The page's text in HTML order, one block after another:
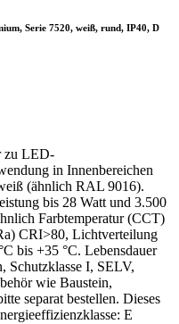
Serie 7520, weiß, rund, IP40, D
zu LED-
in Innenbereichen
(ähnlich RAL 9016).
bis 28 Watt und 3.500
Farbtemperatur (CCT)
CRI>80, Lichtverteilung
bis +35 °C. Lebensdauer
Schutzklasse I, SELV,
wie Baustein,
separat bestellen. Dieses
E